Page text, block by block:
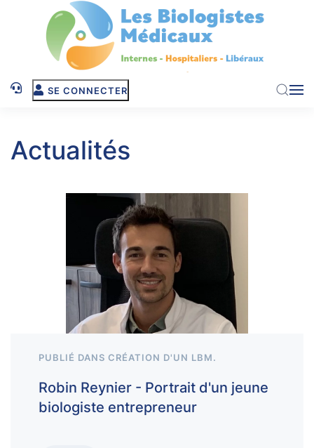
Skip to main content
SE CONNECTER
Actualités
PUBLIÉ DANS CRÉATION D'UN LBM.
Robin Reynier - Portrait d'un jeune
biologiste entrepreneur